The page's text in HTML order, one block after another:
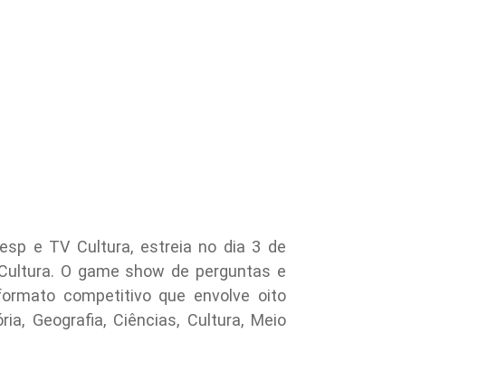
e TV Cultura, estreia no dia 3 de
O game show de perguntas e
competitivo que envolve oito
Geografia, Ciências, Cultura, Meio